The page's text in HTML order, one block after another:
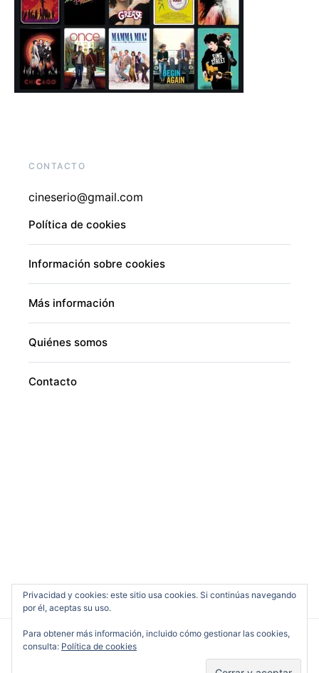
CONTACTO
cineserio@gmail.com
Política de cookies
Información sobre cookies
Más información
Quiénes somos
Contacto
Privacidad y cookies: este sitio usa cookies. Si continúas navegando
por él, aceptas su uso.
Para obtener más información, incluido cómo gestionar las cookies,
consulta: Política de cookies